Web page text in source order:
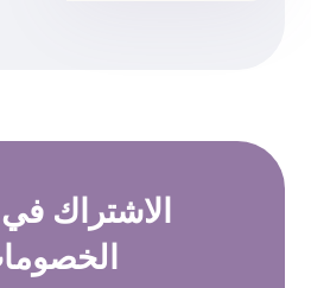
الاشتراك في